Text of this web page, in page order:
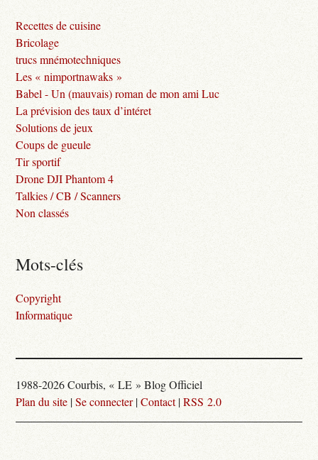
Recettes de cuisine
Bricolage
trucs mnémotechniques
Les « nimportnawaks »
Babel - Un (mauvais) roman de mon ami Luc
La prévision des taux d’intéret
Solutions de jeux
Coups de gueule
Tir sportif
Drone DJI Phantom 4
Talkies / CB / Scanners
Non classés
Mots-clés
Copyright
Informatique
1988-2026 Courbis, « LE » Blog Officiel
Plan du site |Se connecter|Contact|RSS 2.0